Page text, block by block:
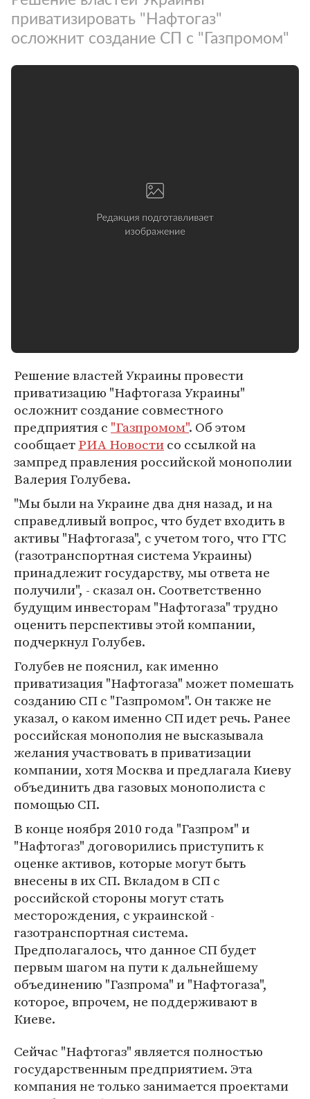
приватизировать "Нафтогаз"
осложнит создание СП с "Газпромом"
Решение властей Украины провести
приватизацию "Нафтогаза Украины"
осложнит создание совместного
предприятия с "Газпромом". Об этом
сообщаетРИА Новостисо ссылкой на
зампред правления российской монополии
Валерия Голубева.
"Мы были на Украине два дня назад, и на
справедливый вопрос, что будет входить в
активы "Нафтогаза", с учетом того, что ГТС
(газотранспортная система Украины)
принадлежит государству, мы ответа не
получили", - сказал он. Соответственно
будущим инвесторам "Нафтогаза" трудно
оценить перспективы этой компании,
подчеркнул Голубев.
Голубев не пояснил, как именно
приватизация "Нафтогаза" может помешать
созданию СП с "Газпромом". Он также не
указал, о каком именно СП идет речь. Ранее
российская монополия не высказывала
желания участвовать в приватизации
компании, хотя Москва и предлагала Киеву
объединить два газовых монополиста с
помощью СП.
В конце ноября 2010 года "Газпром" и
"Нафтогаз" договорились приступить к
оценке активов, которые могут быть
внесены в их СП. Вкладом в СП с
российской стороны могут стать
месторождения, с украинской -
газотранспортная система.
Предполагалось, что данное СП будет
первым шагом на пути к дальнейшему
объединению "Газпрома" и "Нафтогаза",
которое, впрочем, не поддерживают в
Киеве.
Сейчас "Нафтогаз" является полностью
государственным предприятием. Эта
компания не только занимается проектами